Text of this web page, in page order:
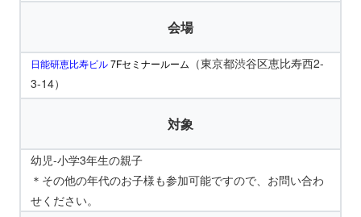
会場
日能研恵比寿ビル7Fセミナールーム （東京都渋谷区恵比寿西2-
3-14）
対象
幼児-小学3年生の親子
＊その他の年代のお子様も参加可能ですので、お問い合わ
せください。